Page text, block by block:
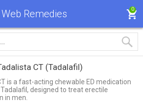
Web Remedies 0
CT (Tadalafil)
is a fast-acting chewable ED medication
designed to treat erectile
in men.